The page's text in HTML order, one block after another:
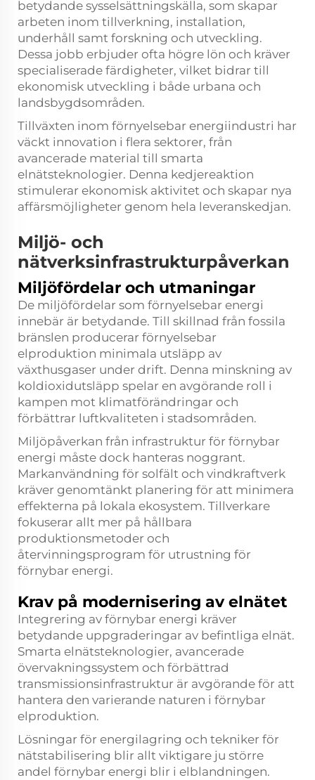
betydande sysselsättningskälla, som skapar
arbeten inom tillverkning, installation,
underhåll samt forskning och utveckling.
Dessa jobb erbjuder ofta högre lön och kräver
specialiserade färdigheter, vilket bidrar till
ekonomisk utveckling i både urbana och
landsbygdsområden.
Tillväxten inom förnyelsebar energiindustri har
väckt innovation i flera sektorer, från
avancerade material till smarta
elnätsteknologier. Denna kedjereaktion
stimulerar ekonomisk aktivitet och skapar nya
affärsmöjligheter genom hela leveranskedjan.
Miljö- och
nätverksinfrastrukturpåverkan
Miljöfördelar och utmaningar
De miljöfördelar som förnyelsebar energi
innebär är betydande. Till skillnad från fossila
bränslen producerar förnyelsebar
elproduktion minimala utsläpp av
växthusgaser under drift. Denna minskning av
koldioxidutsläpp spelar en avgörande roll i
kampen mot klimatförändringar och
förbättrar luftkvaliteten i stadsområden.
Miljöpåverkan från infrastruktur för förnybar
energi måste dock hanteras noggrant.
Markanvändning för solfält och vindkraftverk
kräver genomtänkt planering för att minimera
effekterna på lokala ekosystem. Tillverkare
fokuserar allt mer på hållbara
produktionsmetoder och
återvinningsprogram för utrustning för
förnybar energi.
Krav på modernisering av elnätet
Integrering av förnybar energi kräver
betydande uppgraderingar av befintliga elnät.
Smarta elnätsteknologier, avancerade
övervakningssystem och förbättrad
transmissionsinfrastruktur är avgörande för att
hantera den varierande naturen i förnybar
elproduktion.
Lösningar för energilagring och tekniker för
nätstabilisering blir allt viktigare ju större
andel förnybar energi blir i elblandningen.